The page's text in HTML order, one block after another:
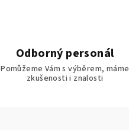
Odborný personál
Pomůžeme Vám s výběrem, máme
zkušenosti i znalosti